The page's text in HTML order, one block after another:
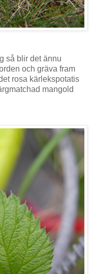
så blir det ännu
och gräva fram
rosa kärlekspotatis
mangold